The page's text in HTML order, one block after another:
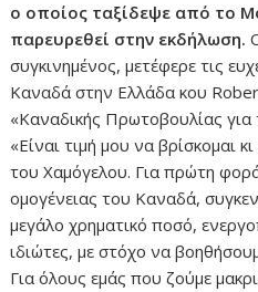
ο οποίος ταξίδεψε από το
παρευρεθεί στην εκδήλωση.
συγκινημένος, μετέφερε τις
Καναδά στην Ελλάδα κου
«Καναδικής Πρωτοβουλίας για
«Είναι τιμή μου να βρίσκομαι
του Χαμόγελου. Για πρώτη
ομογένειας του Καναδά,
μεγάλο χρηματικό ποσό,
ιδιώτες, με στόχο να
Για όλους εμάς που ζούμε